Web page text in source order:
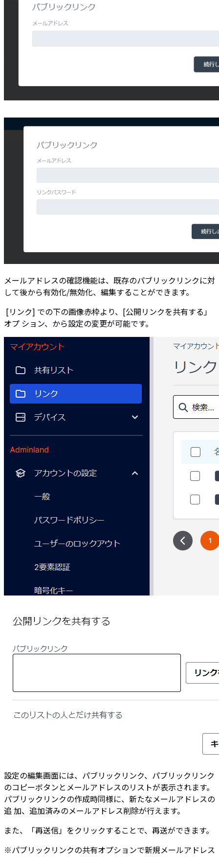
メールアドレスの確認機能は、既存のパブリックリンクに対
して後から有効化/無効化、編集することができます。
[リンク] での下の画像赤枠より、[公開リンクを共有する」
オプ ション、から設定の変更が可能です。
設定の編集画面には、パブリックリンク、パブリックリンク
のコピーボタンとメールアドレスのリストが表示されます。
パブリックリンクの作成時同様に、新たなメールアドレスの
追 加、追加済みのメールアドレス削除が行えます。
また、「再送信」をクリックすることで、再送ができます。
※パブリックリンクの共有オプションで新規メールアドレス